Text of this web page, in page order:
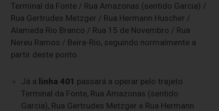
Terminal da Fonte / Rua Amazonas (sentido Garcia) /
Rua Gertrudes Metzger / Rua Hermann Huscher /
Alameda Rio Branco / Rua 15 de Novembro / Rua
Nereu Ramos / Beira-Rio, seguindo normalmente a
partir deste ponto.
Já a linha 401 passará a operar pelo trajeto
Terminal da Fonte, Rua Amazonas (sentido
Garcia), Rua Gertrudes Metzger e Rua Hermann